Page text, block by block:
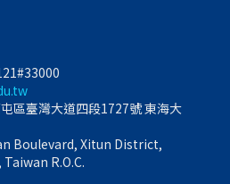
區臺灣大道四段1727號 東海大
Boulevard, Xitun District,
R.O.C.